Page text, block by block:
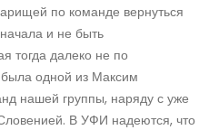
по команде вернуться
и не быть
тогда далеко не по
одной из Максим
нашей группы, наряду с уже
В УФИ надеются, что